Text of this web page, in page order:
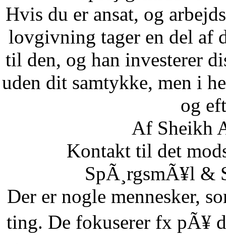
Hvis du er ansat, og
lovgivning tager en del af
til den, og han investerer
uden dit samtykke, men i
og
Af Sheikh
Kontakt til det
SpÃ¸rgsmÃ¥l &
Der er nogle mennesker,
ting. De fokuserer fx pÃ¥